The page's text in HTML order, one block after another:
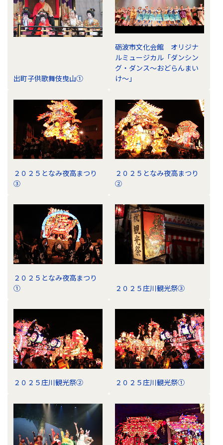
出町子供歌舞伎曳山①
砺波市文化会館 オリジナ
ルミュージカル「ダンシン
グ・ダンス～おどらんまい
け～」
２０２５となみ夜高まつり
③
２０２５となみ夜高まつり
②
２０２５となみ夜高まつり
①
２０２５庄川観光祭③
２０２５庄川観光祭② ２０２５庄川観光祭①